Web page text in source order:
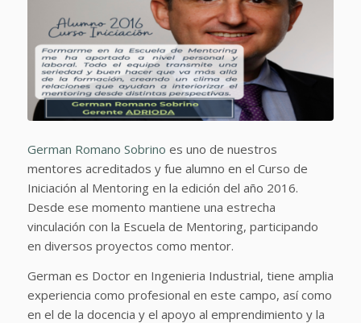
German Romano Sobrino es uno de nuestros
mentores acreditados y fue alumno en el Curso de
Iniciación al Mentoring en la edición del año 2016.
Desde ese momento mantiene una estrecha
vinculación con la Escuela de Mentoring, participando
en diversos proyectos como mentor.
German es Doctor en Ingenieria Industrial, tiene amplia
experiencia como profesional en este campo, así como
en el de la docencia y el apoyo al emprendimiento y la